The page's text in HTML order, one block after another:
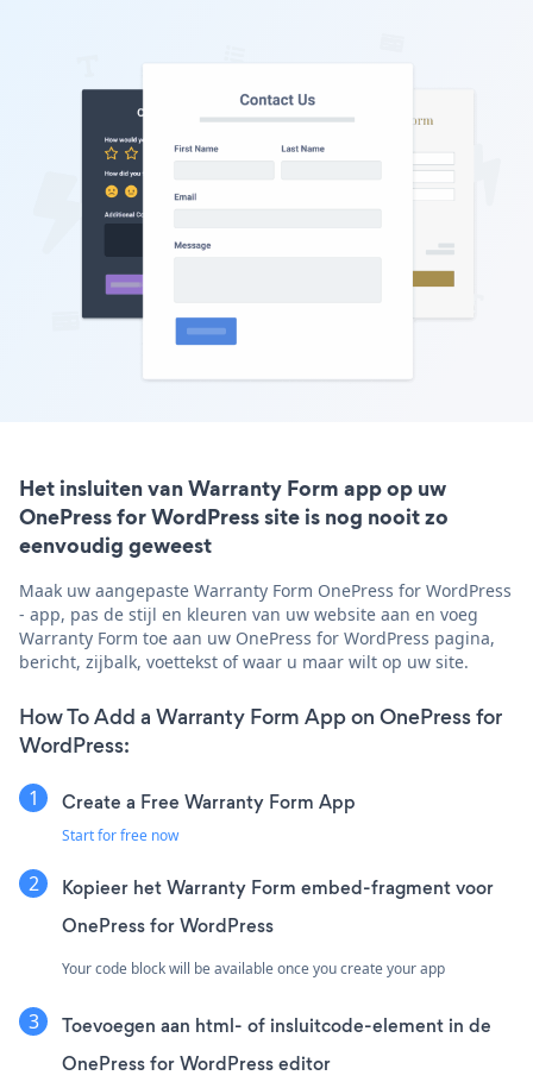
Het insluiten van Warranty Form app op uw
OnePress for WordPress site is nog nooit zo
eenvoudig geweest
Maak uw aangepaste Warranty Form OnePress for WordPress
- app, pas de stijl en kleuren van uw website aan en voeg
Warranty Form toe aan uw OnePress for WordPress pagina,
bericht, zijbalk, voettekst of waar u maar wilt op uw site.
How To Add a Warranty Form App on OnePress for
WordPress:
Create a Free Warranty Form App
Start for free now
Kopieer het Warranty Form embed-fragment voor
OnePress for WordPress
Your code block will be available once you create your app
Toevoegen aan html- of insluitcode-element in de
OnePress for WordPress editor